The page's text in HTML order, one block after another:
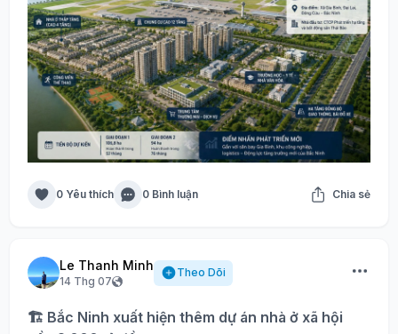
0 Yêu thích 0 Bình luận Chia sẻ
Le Thanh Minh
14 Thg 07
Theo Dõi
🏗️ Bắc Ninh xuất hiện thêm dự án nhà ở xã hội